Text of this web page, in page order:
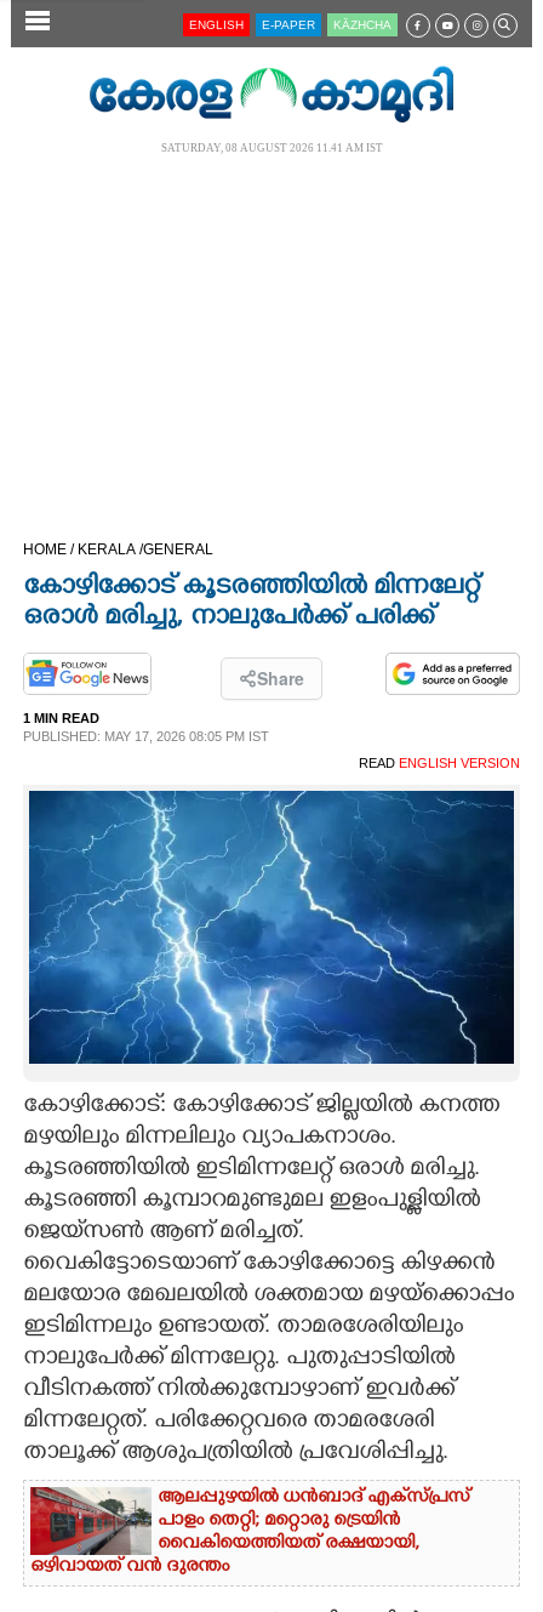
SECTIONS
SPIRITUAL
INFO+
ASTRO
CARTOONS
LITERATURE
ZOOM
CONTACT US
ENGLISH E-PAPER KĀZHCHA
SATURDAY, 08 AUGUST 2026 11.41 AM IST
HOME / KERALA /GENERAL
കോഴിക്കോട് കൂടരഞ്ഞിയിൽ മിന്നലേറ്റ്
ഒരാൾ മരിച്ചു,​ നാലുപേർക്ക് പരിക്ക്
Share
1 MIN READ
PUBLISHED: MAY 17, 2026 08:05 PM IST
READ ENGLISH VERSION
കോഴിക്കോട്: കോഴിക്കോട് ജില്ലയിൽ കനത്ത
മഴയിലും മിന്നലിലും വ്യാപകനാശം.
കൂടരഞ്ഞിയിൽ ഇടിമിന്നലേറ്റ് ഒരാൾ മരിച്ചു.
കൂടരഞ്ഞി കൂമ്പാറമുണ്ടുമല ഇളംപുള്ളിയിൽ
ജെയ്‌സൺ ആണ് മരിച്ചത്.
വൈകിട്ടോടെയാണ് കോഴിക്കോട്ടെ കിഴക്കൻ
മലയോര മേഖലയിൽ ശക്തമായ മഴയ്ക്കൊപ്പം
ഇടിമിന്നലും ഉണ്ടായത്. താമരശേരിയിലും
നാലുപേർക്ക് മിന്നലേറ്റു. പുതുപ്പാടിയിൽ
വീടിനകത്ത് നിൽക്കുമ്പോഴാണ് ഇവർക്ക്
മിന്നലേറ്റത്. പരിക്കേറ്റവരെ താമരശേരി
താലൂക്ക് ആശുപത്രിയിൽ പ്രവേശിപ്പിച്ചു.
ആലപ്പുഴയിൽ ധൻബാദ് എക്‌സ്പ്രസ്
പാളം തെറ്റി; മറ്റൊരു ട്രെയിൻ
വൈകിയെത്തിയത് രക്ഷയായി,
ഒഴിവായത് വൻ ദുരന്തം